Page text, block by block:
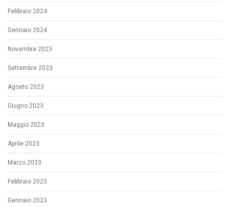
Febbraio 2024
Gennaio 2024
Novembre 2023
Settembre 2023
Agosto 2023
Giugno 2023
Maggio 2023
Aprile 2023
Marzo 2023
Febbraio 2023
Gennaio 2023